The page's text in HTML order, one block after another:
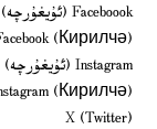
Faceboook (ئۇيغۇرچە)
(Кирилчә)
Instagram (ئۇيغۇرچە)
(Кирилчә)
X (Twitter)